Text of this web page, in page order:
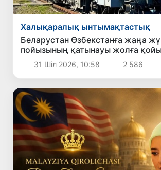
Халықаралық ынтымақтастық
Беларустан Өзбекстанға жаңа
пойызының қатынауы жолға
31 Шіл 2026, 10:58 2 586